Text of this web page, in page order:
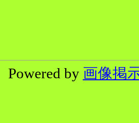
Powered by 画像掲